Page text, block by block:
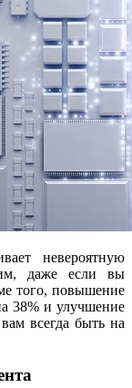
невероятную
даже если вы
того, повышение
38% и улучшение
всегда быть на